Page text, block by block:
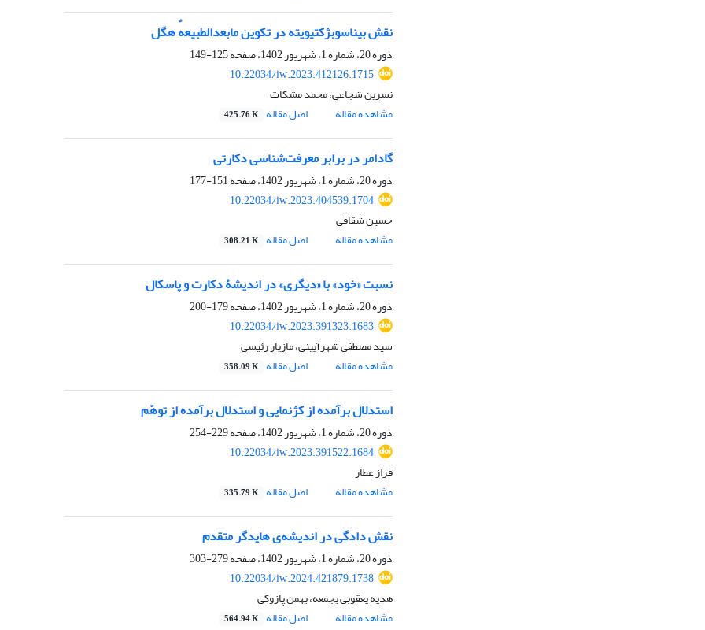
نقش بیناسوبژکتیویته در تکوین مابعدالطبیعهٔ هگل
دوره 20، شماره 1، شهریور 1402، صفحه
125-149
10.22034/iw.2023.412126.1715
نسرین شجاعی، محمد مشکات
مشاهده مقاله
اصل مقاله 425.76 K
گادامر در برابر معرفت‌شناسی دکارتی
دوره 20، شماره 1، شهریور 1402، صفحه
151-177
10.22034/iw.2023.404539.1704
حسین شقاقی
مشاهده مقاله
اصل مقاله 308.21 K
نسبت «خود» با «دیگری» در اندیشۀ دکارت و پاسکال
دوره 20، شماره 1، شهریور 1402، صفحه
179-200
10.22034/iw.2023.391323.1683
سید مصطفی شهرآیینی، مازیار رئیسی
مشاهده مقاله
اصل مقاله 358.09 K
استدلال برآمده از کژنمایی و استدلال برآمده از توهّم
دوره 20، شماره 1، شهریور 1402، صفحه
229-254
10.22034/iw.2023.391522.1684
فراز عطار
مشاهده مقاله
اصل مقاله 335.79 K
نقش دادگی در اندیشه‌ی هایدگر متقدم
دوره 20، شماره 1، شهریور 1402، صفحه
279-303
10.22034/iw.2024.421879.1738
هدیه یعقوبی بجمعه، بهمن پازوکی
مشاهده مقاله
اصل مقاله 564.94 K